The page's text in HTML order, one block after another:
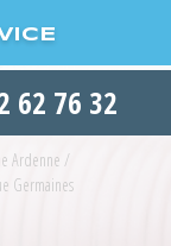
62 76 32
Ardenne /
Germaines